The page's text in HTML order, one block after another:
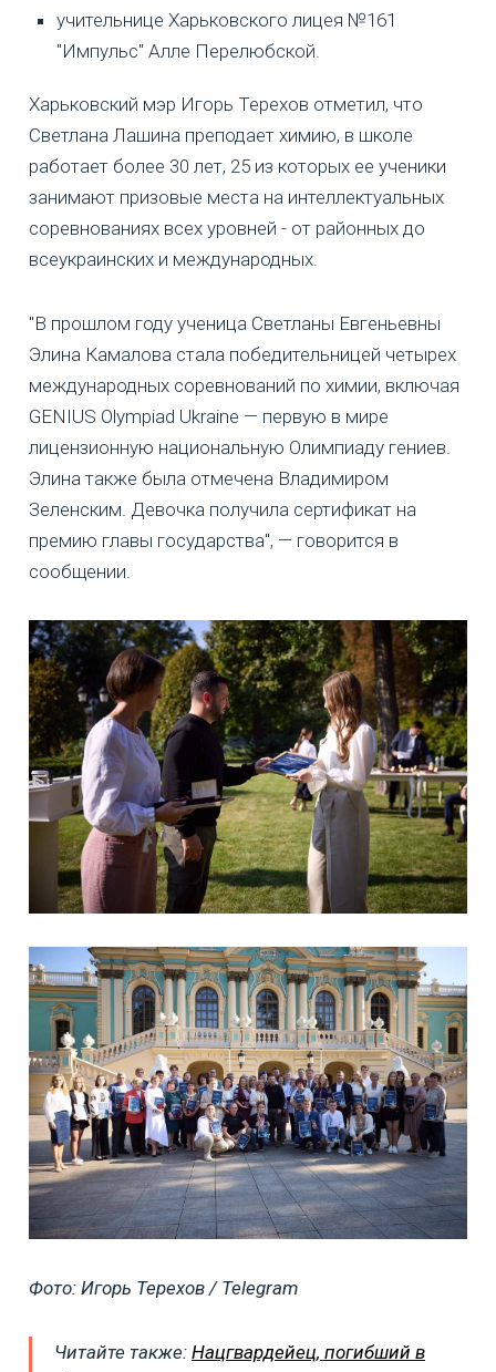
учительнице Харьковского лицея №161
"Импульс" Алле Перелюбской.
Харьковский мэр Игорь Терехов отметил, что
Светлана Лашина преподает химию, в школе
работает более 30 лет, 25 из которых ее ученики
занимают призовые места на интеллектуальных
соревнованиях всех уровней - от районных до
всеукраинских и международных.
"В прошлом году ученица Светланы Евгеньевны
Элина Камалова стала победительницей четырех
международных соревнований по химии, включая
GENIUS Olympiad Ukraine — первую в мире
лицензионную национальную Олимпиаду гениев.
Элина также была отмечена Владимиром
Зеленским. Девочка получила сертификат на
премию главы государства", — говорится в
сообщении.
Фото: Игорь Терехов / Telegram
Читайте также: Нацгвардейец, погибший в